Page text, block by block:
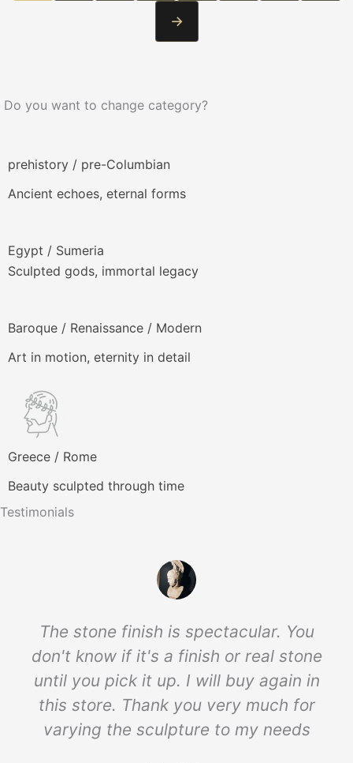
→
Do you want to change category?
prehistory / pre-Columbian
Ancient echoes, eternal forms
Egypt / Sumeria
Sculpted gods, immortal legacy
Baroque / Renaissance / Modern
Art in motion, eternity in detail
Greece / Rome
Beauty sculpted through time
Testimonials
The stone finish is spectacular. You
don't know if it's a finish or real stone
until you pick it up. I will buy again in
this store. Thank you very much for
varying the sculpture to my needs